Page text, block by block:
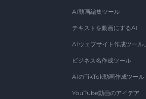
AI動画編集ツール
テキストを動画にするAI
AIウェブサイト作成ツール。
ビジネス名作成ツール
AIのTikTok動画作成ツール
YouTube動画のアイデア